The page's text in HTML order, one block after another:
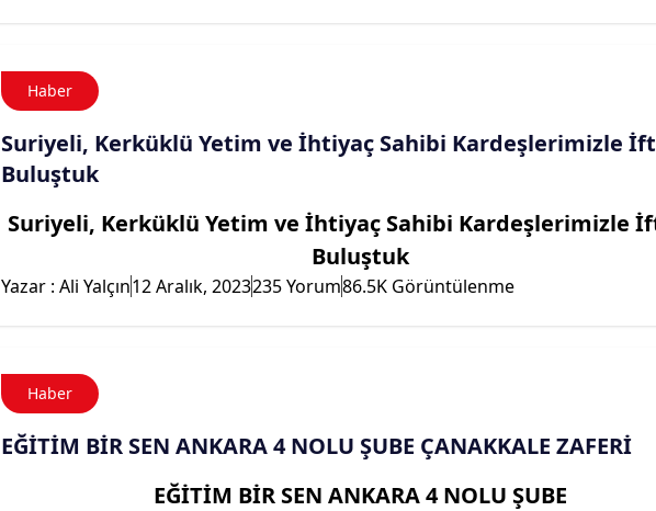
Haber
Suriyeli, Kerküklü Yetim ve İhtiyaç Sahibi Kardeşlerimizle
Buluştuk
Suriyeli, Kerküklü Yetim ve İhtiyaç Sahibi Kardeşlerimizle
Buluştuk
Yazar : Ali Yalçın12 Aralık, 2023235 Yorum86.5K Görüntülenme
Haber
EĞİTİM BİR SEN ANKARA 4 NOLU ŞUBE ÇANAKKALE ZAFERİ
EĞİTİM BİR SEN ANKARA 4 NOLU ŞUBE